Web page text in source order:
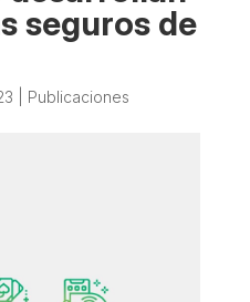
seguros de
Publicaciones